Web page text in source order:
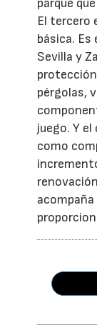
parque
El tercero
básica.
Sevilla y
pérgolas,
juego. Y
como